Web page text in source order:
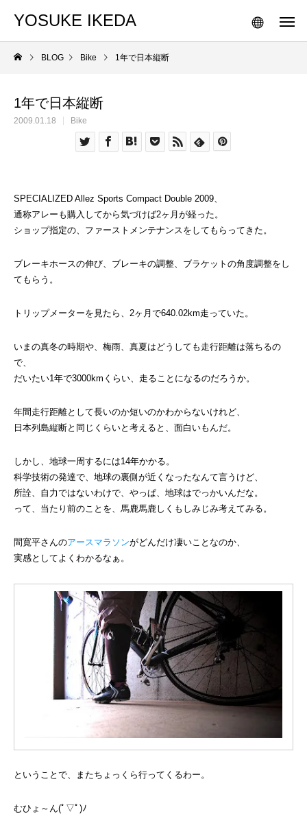
YOSUKE IKEDA
BLOG Bike 1年で日本縦断
1年で日本縦断
2009.01.18 Bike
SPECIALIZED Allez Sports Compact Double 2009、
通称アレーも購入してから気づけば2ヶ月が経った。
ショップ指定の、ファーストメンテナンスをしてもらってきた。
ブレーキホースの伸び、ブレーキの調整、ブラケットの角度調整をし
てもらう。
トリップメーターを見たら、2ヶ月で640.02km走っていた。
いまの真冬の時期や、梅雨、真夏はどうしても走行距離は落ちるの
で、
だいたい1年で3000kmくらい、走ることになるのだろうか。
年間走行距離として長いのか短いのかわからないけれど、
日本列島縦断と同じくらいと考えると、面白いもんだ。
しかし、地球一周するには14年かかる。
科学技術の発達で、地球の裏側が近くなったなんて言うけど、
所詮、自力ではないわけで、やっぱ、地球はでっかいんだな。
って、当たり前のことを、馬鹿馬鹿しくもしみじみ考えてみる。
間寛平さんのアースマラソンがどんだけ凄いことなのか、
実感としてよくわかるなぁ。
ということで、またちょっくら行ってくるわー。
むひょ～ん(ﾟ▽ﾟ)ﾉ